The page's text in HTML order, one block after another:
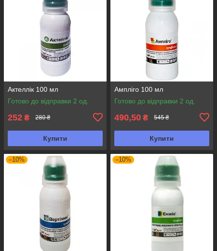
Актеллік 100 мл
Готово до відправки 2 од.
252 ₴ 280 ₴
Купити
Ампліго 100 мл
Готово до відправки 2 од.
490,50 ₴ 545 ₴
Купити
–10% –10%